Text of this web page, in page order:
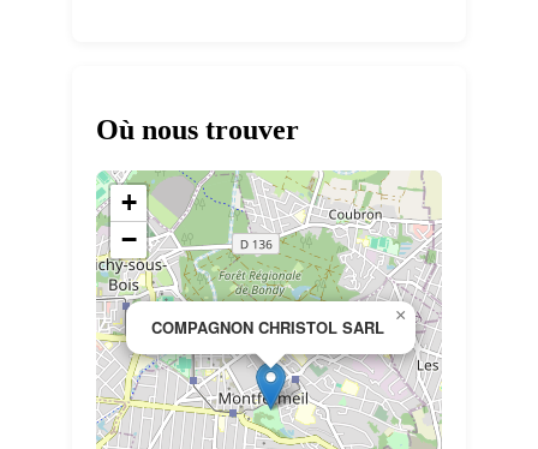
Où nous trouver
COMPAGNON CHRISTOL SARL
×
+
−